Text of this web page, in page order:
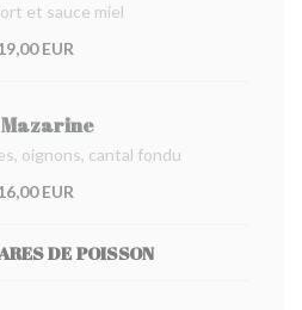
et sauce miel
EUR
Mazarine
oignons, cantal fondu
EUR
DE POISSON